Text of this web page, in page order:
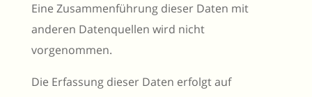
Eine Zusammenführung dieser Daten mit
anderen Datenquellen wird nicht
vorgenommen.
Die Erfassung dieser Daten erfolgt auf